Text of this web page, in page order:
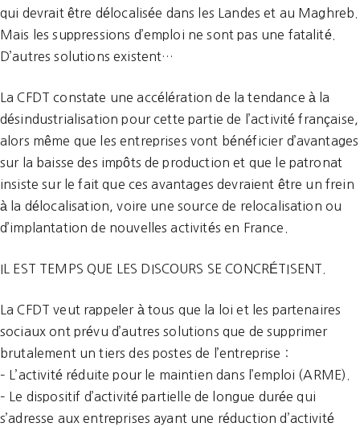
qui devrait être délocalisée dans les Landes et au Maghreb.
Mais les suppressions d’emploi ne sont pas une fatalité.
D’autres solutions existent…
La CFDT constate une accélération de la tendance à la
désindustrialisation pour cette partie de l’activité française,
alors même que les entreprises vont bénéficier d’avantages
sur la baisse des impôts de production et que le patronat
insiste sur le fait que ces avantages devraient être un frein
à la délocalisation, voire une source de relocalisation ou
d’implantation de nouvelles activités en France.
IL EST TEMPS QUE LES DISCOURS SE CONCRÉTISENT.
La CFDT veut rappeler à tous que la loi et les partenaires
sociaux ont prévu d’autres solutions que de supprimer
brutalement un tiers des postes de l’entreprise :
– L’activité réduite pour le maintien dans l’emploi (ARME).
– Le dispositif d’activité partielle de longue durée qui
s’adresse aux entreprises ayant une réduction d’activité